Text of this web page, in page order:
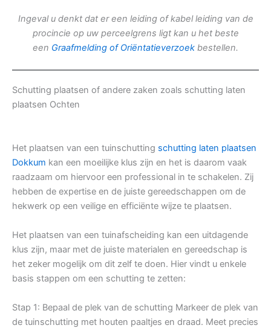
Ingeval u denkt dat er een leiding of kabel leiding van de
procincie op uw perceelgrens ligt kan u het beste
een Graafmelding of Oriëntatieverzoek bestellen.
Schutting plaatsen of andere zaken zoals schutting laten
plaatsen Ochten
Het plaatsen van een tuinschutting schutting laten plaatsen
Dokkum kan een moeilijke klus zijn en het is daarom vaak
raadzaam om hiervoor een professional in te schakelen. Zij
hebben de expertise en de juiste gereedschappen om de
hekwerk op een veilige en efficiënte wijze te plaatsen.
Het plaatsen van een tuinafscheiding kan een uitdagende
klus zijn, maar met de juiste materialen en gereedschap is
het zeker mogelijk om dit zelf te doen. Hier vindt u enkele
basis stappen om een schutting te zetten:
Stap 1: Bepaal de plek van de schutting Markeer de plek van
de tuinschutting met houten paaltjes en draad. Meet precies